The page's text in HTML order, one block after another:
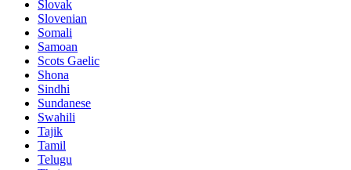
Slovak
Slovenian
Somali
Samoan
Scots Gaelic
Shona
Sindhi
Sundanese
Swahili
Tajik
Tamil
Telugu